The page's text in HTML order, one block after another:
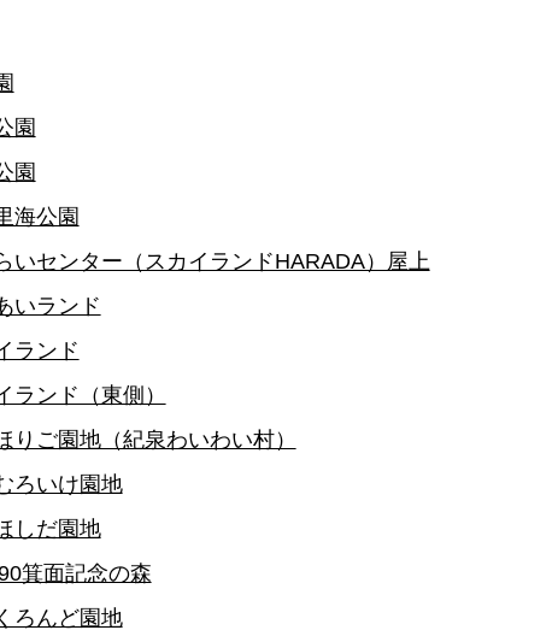
園
園
海公園
センター（スカイランドHARADA）屋上
いランド
ランド
ンド（東側）
ご園地（紀泉わいわい村）
ろいけ園地
しだ園地
箕面記念の森
ろんど園地